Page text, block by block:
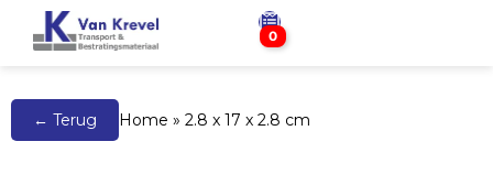
0
← Terug Home » 2.8 x 17 x 2.8 cm